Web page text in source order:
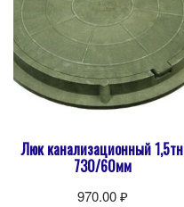
Люк канализационный 1,5тн
730/60мм
970.00₽